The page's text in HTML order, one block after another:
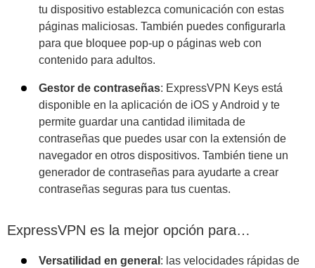
tu dispositivo establezca comunicación con estas
páginas maliciosas. También puedes configurarla
para que bloquee pop-up o páginas web con
contenido para adultos.
Gestor de contraseñas: ExpressVPN Keys está
disponible en la aplicación de iOS y Android y te
permite guardar una cantidad ilimitada de
contraseñas que puedes usar con la extensión de
navegador en otros dispositivos. También tiene un
generador de contraseñas para ayudarte a crear
contraseñas seguras para tus cuentas.
ExpressVPN es la mejor opción para…
Versatilidad en general : las velocidades rápidas de